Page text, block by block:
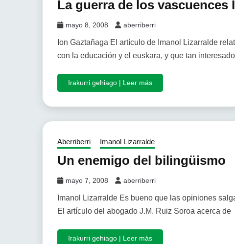
La guerra de los
mayo 8, 2008 aberriberri
Ion Gaztañaga El artículo de Imanol Lizarralde
con la educación y el euskara, y que tan interesado
Irakurri gehiago | Leer más
Aberriberri Imanol Lizarralde
Un enemigo del bilingüismo
mayo 7, 2008 aberriberri
Imanol Lizarralde Es bueno que las opiniones
El artículo del abogado J.M. Ruiz Soroa acerca de
Irakurri gehiago | Leer más